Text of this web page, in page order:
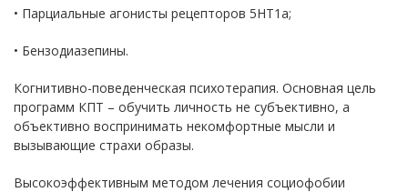
• Парциальные агонисты рецепторов 5НТ1а;
• Бензодиазепины.
Когнитивно-поведенческая психотерапия. Основная цель
программ КПТ – обучить личность не субъективно, а
объективно воспринимать некомфортные мысли и
вызывающие страхи образы.
Высокоэффективным методом лечения социофобии